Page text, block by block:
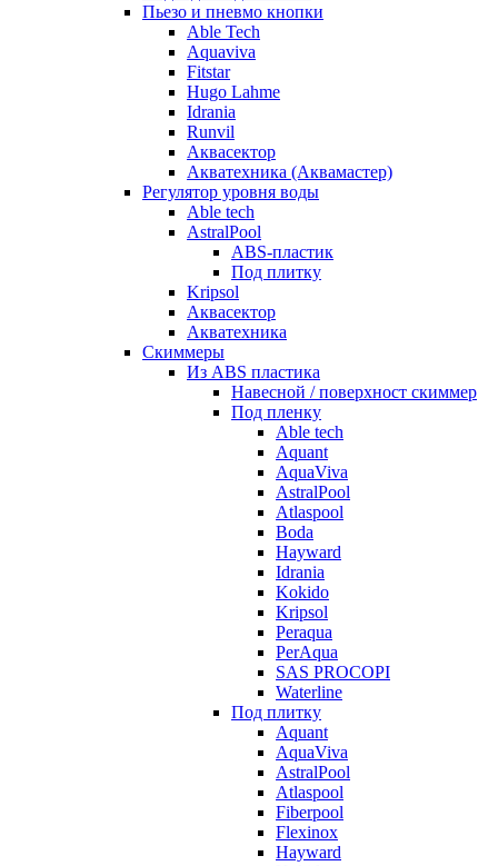
Пьезо и пневмо кнопки
Able Tech
Aquaviva
Fitstar
Hugo Lahme
Idrania
Runvil
Аквасектор
Акватехника (Аквамастер)
Регулятор уровня воды
Able tech
AstralPool
ABS-пластик
Под плитку
Kripsol
Аквасектор
Акватехника
Скиммеры
Из ABS пластика
Навесной / поверхност скиммер
Под пленку
Able tech
Aquant
AquaViva
AstralPool
Atlaspool
Boda
Hayward
Idrania
Kokido
Kripsol
Peraqua
PerAqua
SAS PROCOPI
Waterline
Под плитку
Aquant
AquaViva
AstralPool
Atlaspool
Fiberpool
Flexinox
Hayward